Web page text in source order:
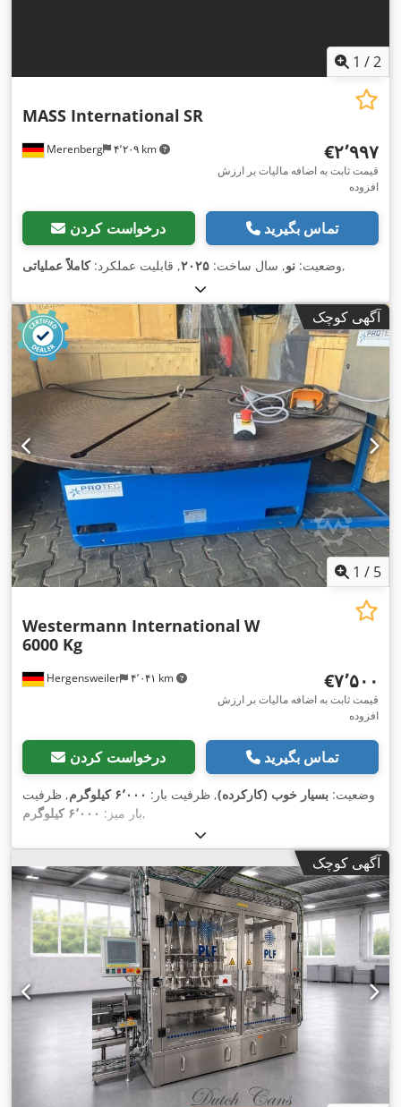
1 /2
Merenberg ۴٬۲۰۹ km
MASS International SR
‎€۲٬۹۹۷
قیمت ثابت به اضافه مالیات بر ارزش
افزوده
درخواست کردن تماس بگیرید
وضعیت: نو, سال ساخت: ۲۰۲۵, قابلیت عملکرد:کاملاً عملیاتی ,
آگهی کوچک
1 / 5
Hergensweiler ۴٬۰۴۱ km
Westermann International W
6000 Kg
‎€۷٬۵۰۰
قیمت ثابت به اضافه مالیات بر ارزش
افزوده
درخواست کردن تماس بگیرید
وضعیت: بسیار خوب (کارکرده), ظرفیت بار: ۶٬۰۰۰ کیلوگرم
, ظرفیت
بار میز: ۶٬۰۰۰ کیلوگرم ,
آگهی کوچک